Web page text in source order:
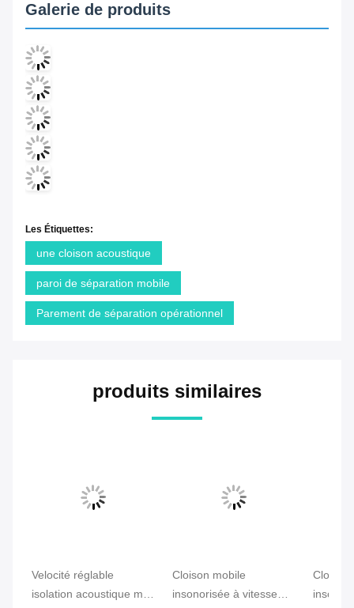
Galerie de produits
Les Étiquettes:
une cloison acoustique
paroi de séparation mobile
Parement de séparation opérationnel
produits similaires
Velocité réglable
isolation acoustique mur
Cloison mobile
insonorisée à vitesse
Cloison